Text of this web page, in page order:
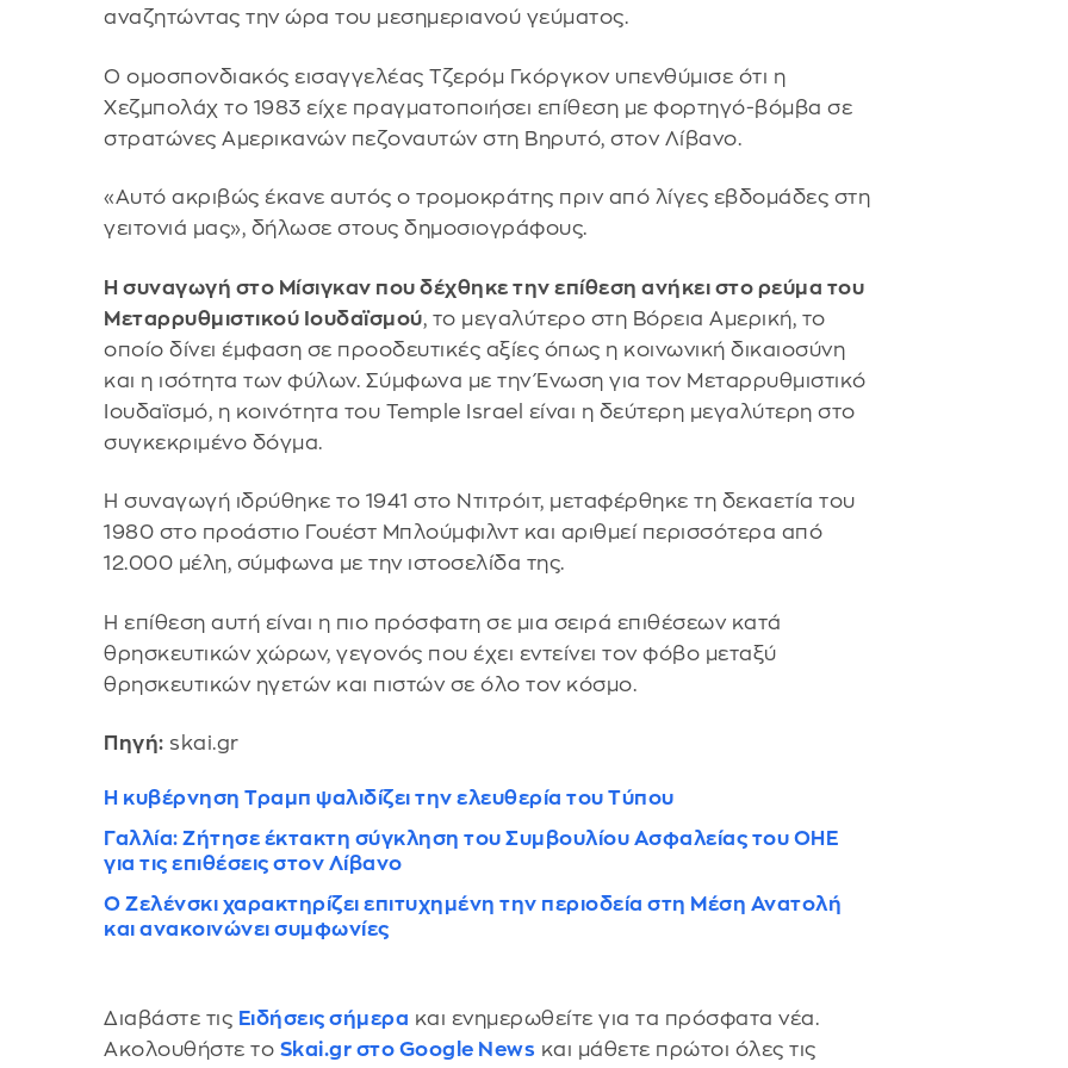
αναζητώντας την ώρα του μεσημεριανού γεύματος.
Ο ομοσπονδιακός εισαγγελέας Τζερόμ Γκόργκον υπενθύμισε ότι η
Χεζμπολάχ το 1983 είχε πραγματοποιήσει επίθεση με φορτηγό-βόμβα σε
στρατώνες Αμερικανών πεζοναυτών στη Βηρυτό, στον Λίβανο.
«Αυτό ακριβώς έκανε αυτός ο τρομοκράτης πριν από λίγες εβδομάδες στη
γειτονιά μας», δήλωσε στους δημοσιογράφους.
Η συναγωγή στο Μίσιγκαν που δέχθηκε την επίθεση ανήκει στο ρεύμα του
Μεταρρυθμιστικού Ιουδαϊσμού, το μεγαλύτερο στη Βόρεια Αμερική, το
οποίο δίνει έμφαση σε προοδευτικές αξίες όπως η κοινωνική δικαιοσύνη
και η ισότητα των φύλων. Σύμφωνα με την Ένωση για τον Μεταρρυθμιστικό
Ιουδαϊσμό, η κοινότητα του Temple Israel είναι η δεύτερη μεγαλύτερη στο
συγκεκριμένο δόγμα.
Η συναγωγή ιδρύθηκε το 1941 στο Ντιτρόιτ, μεταφέρθηκε τη δεκαετία του
1980 στο προάστιο Γουέστ Μπλούμφιλντ και αριθμεί περισσότερα από
12.000 μέλη, σύμφωνα με την ιστοσελίδα της.
Η επίθεση αυτή είναι η πιο πρόσφατη σε μια σειρά επιθέσεων κατά
θρησκευτικών χώρων, γεγονός που έχει εντείνει τον φόβο μεταξύ
θρησκευτικών ηγετών και πιστών σε όλο τον κόσμο.
Πηγή: skai.gr
Η κυβέρνηση Τραμπ ψαλιδίζει την ελευθερία του Τύπου
Γαλλία: Zήτησε έκτακτη σύγκληση του Συμβουλίου Ασφαλείας του ΟΗΕ
για τις επιθέσεις στον Λίβανο
Ο Ζελένσκι χαρακτηρίζει επιτυχημένη την περιοδεία στη Μέση Ανατολή
και ανακοινώνει συμφωνίες
Διαβάστε τις Ειδήσεις σήμερα και ενημερωθείτε για τα πρόσφατα νέα.
Ακολουθήστε το Skai.gr στο Google News και μάθετε πρώτοι όλες τις